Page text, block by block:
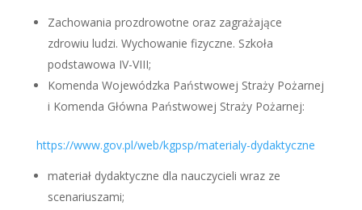
Zachowania prozdrowotne oraz zagrażające
zdrowiu ludzi. Wychowanie fizyczne. Szkoła
podstawowa IV-VIII;
Komenda Wojewódzka Państwowej Straży Pożarnej
i Komenda Główna Państwowej Straży Pożarnej:
https://www.gov.pl/web/kgpsp/materialy-dydaktyczne
materiał dydaktyczne dla nauczycieli wraz ze
scenariuszami;